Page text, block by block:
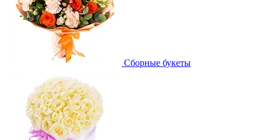
Сборные букеты